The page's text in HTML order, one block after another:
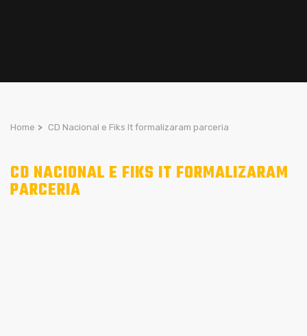
Home > CD Nacional e Fiks It formalizaram parceria
CD NACIONAL E FIKS IT FORMALIZARAM
PARCERIA